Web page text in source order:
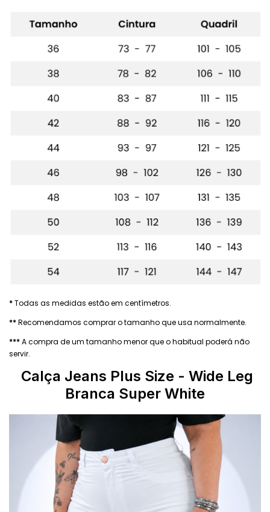
*Todas as medidas estão em centímetros.
**Recomendamos comprar o tamanho que usa normalmente.
***A compra de um tamanho menor que o habitual poderá não
servir.
Calça Jeans Plus Size - Wide Leg
Branca Super White